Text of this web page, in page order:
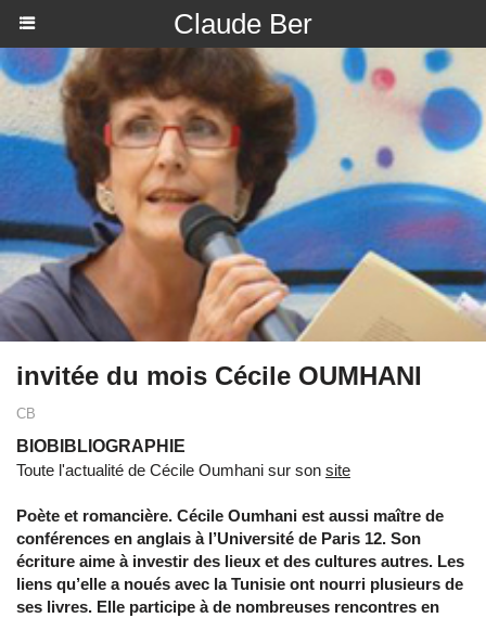
Claude Ber
invitée du mois Cécile OUMHANI
CB
BIOBIBLIOGRAPHIE
Toute l'actualité de Cécile Oumhani sur son site
Poète et romancière. Cécile Oumhani est aussi maître de
conférences en anglais à l’Université de Paris 12. Son
écriture aime à investir des lieux et des cultures autres. Les
liens qu’elle a noués avec la Tunisie ont nourri plusieurs de
ses livres. Elle participe à de nombreuses rencontres en